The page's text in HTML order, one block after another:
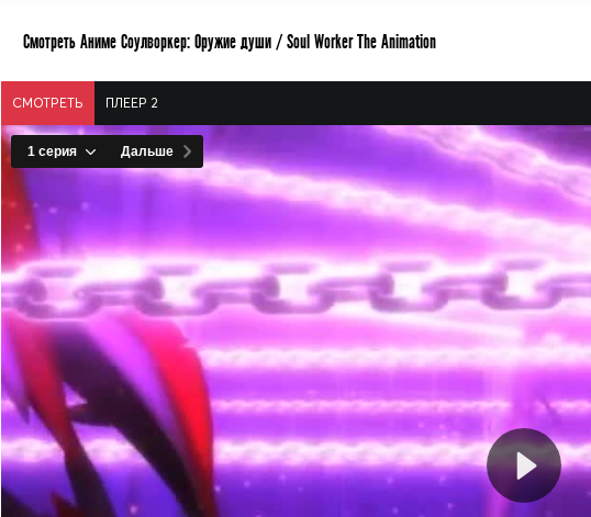
Смотреть Аниме Соулворкер: Оружие души / Soul Worker The Animation
СМОТРЕТЬ ПЛЕЕР 2